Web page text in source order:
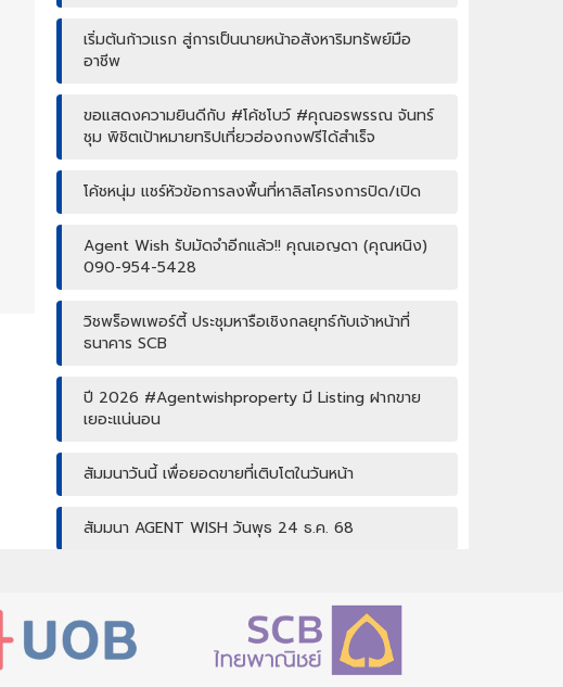
เริ่มต้นก้าวแรก สู่การเป็นนายหน้าอสังหาริมทรัพย์มือ
อาชีพ
ขอแสดงความยินดีกับ #โค้ชโบว์ #คุณอรพรรณ จันทร์
ชุม พิชิตเป้าหมายทริปเที่ยวฮ่องกงฟรีได้สำเร็จ
โค้ชหนุ่ม แชร์หัวข้อการลงพื้นที่หาลิสโครงการปิด/เปิด
Agent Wish รับมัดจำอีกแล้ว!! คุณเอญดา (คุณหนิง)
090-954-5428
วิชพร็อพเพอร์ตี้ ประชุมหารือเชิงกลยุทธ์กับเจ้าหน้าที่
ธนาคาร SCB
ปี 2026 #Agentwishproperty มี Listing ฝากขาย
เยอะแน่นอน
สัมมนาวันนี้ เพื่อยอดขายที่เติบโตในวันหน้า
สัมมนา AGENT WISH วันพุธ 24 ธ.ค. 68
เปิดบ้านให้ปัง ไม่ใช่แค่เปิดไฟ แชร์เทคนิคจริง เพิ่มโอกาส
ขายจริง